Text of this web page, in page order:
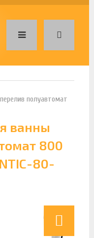
полуавтомат
ванны
800
80-